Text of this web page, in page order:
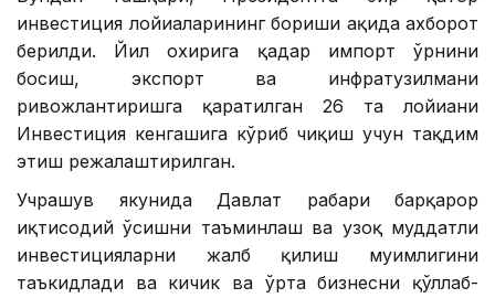
инвестиция лойиҳаларининг бориши ҳақида ахборот
берилди. Йил охирига қадар импорт ўрнини
босиш, экспорт ва инфратузилмани
ривожлантиришга қаратилган 26 та лойиҳани
Инвестиция кенгашига кўриб чиқиш учун тақдим
этиш режалаштирилган.
Учрашув якунида Давлат раҳбари барқарор
иқтисодий ўсишни таъминлаш ва узоқ муддатли
инвестицияларни жалб қилиш муҳимлигини
таъкидлади ва кичик ва ўрта бизнесни қўллаб-